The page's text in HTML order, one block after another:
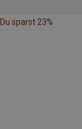
Du sparst 23%